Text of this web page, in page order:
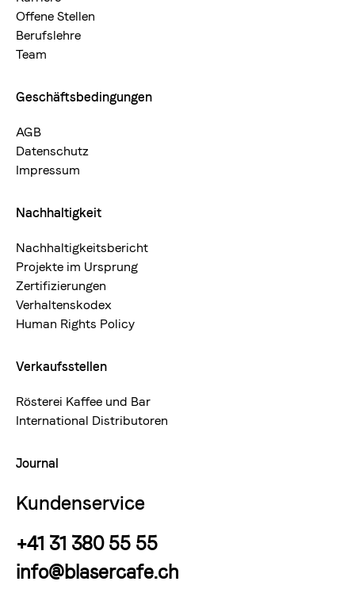
Offene Stellen
Berufslehre
Team
Geschäftsbedingungen
AGB
Datenschutz
Impressum
Nachhaltigkeit
Nachhaltigkeitsbericht
Projekte im Ursprung
Zertifizierungen
Verhaltenskodex
Human Rights Policy
Verkaufsstellen
Rösterei Kaffee und Bar
International Distributoren
Journal
Kundenservice
+41 31 380 55 55
info@blasercafe.ch